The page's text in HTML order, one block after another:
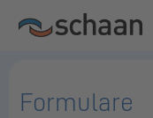
Formulare